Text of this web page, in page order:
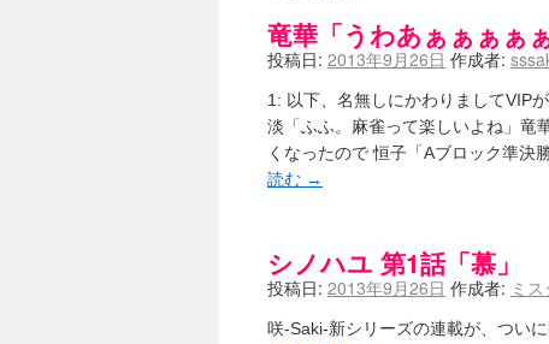
竜華「うわあぁぁぁぁ
投稿日: 2013年9月26日 作成者:
1: 以下、名無しにかわりましてVIP
淡「ふふ。麻雀って楽しいよね」
くなったので 恒子「Aブロック準
読む →
シノハユ 第1話「慕」
投稿日: 2013年9月26日 作成者: ミス
咲-Saki-新シリーズの連載が、つい